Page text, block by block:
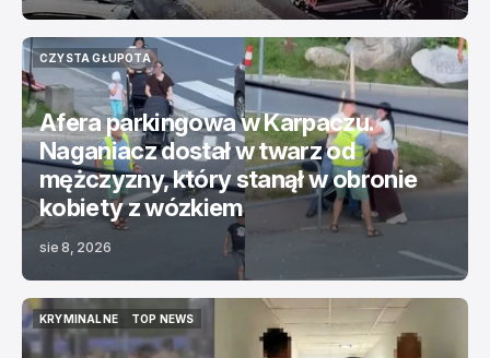
CZYSTA GŁUPOTA
CZYSTA GŁUPOTA
Afera parkingowa w Karpaczu.
Naganiacz dostał w twarz od
mężczyzny, który stanął w obronie
kobiety z wózkiem
sie 8, 2026
KRYMINALNE
KRYMINALNE
TOP NEWS
TOP NEWS